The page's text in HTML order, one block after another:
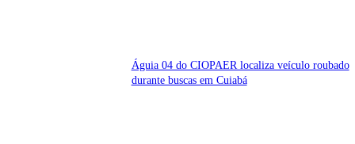
Águia 04 do CIOPAER localiza veículo roubado
durante buscas em Cuiabá